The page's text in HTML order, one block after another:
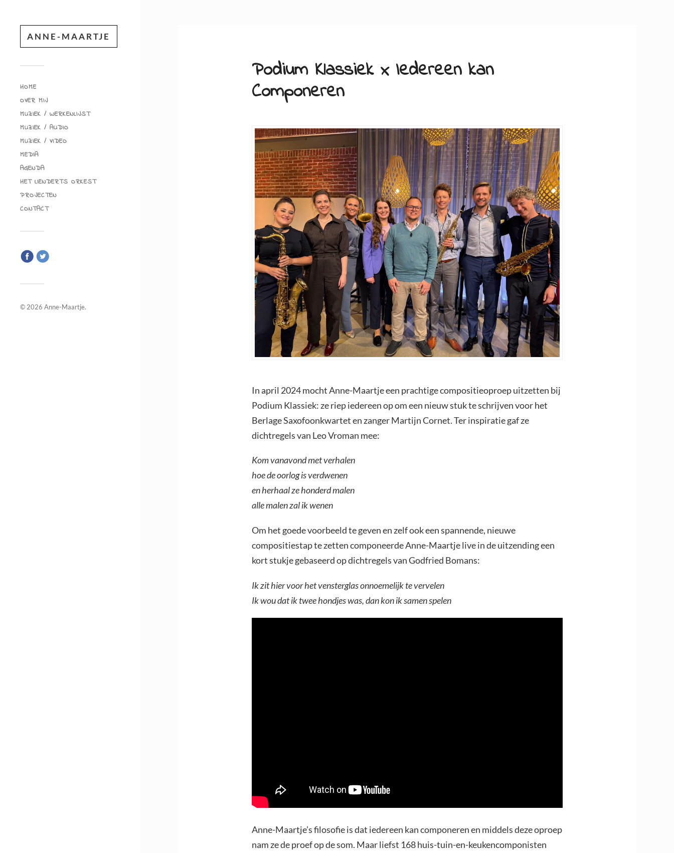
ANNE-MAARTJE
HOME
OVER MIJ
MUZIEK / WERKENLIJST
MUZIEK / AUDIO
MUZIEK / VIDEO
MEDIA
AGENDA
HET LIENDERTS ORKEST
PROJECTEN
CONTACT
© 2026 Anne-Maartje.
Podium Klassiek x Iedereen kan
Componeren
In april 2024 mocht Anne-Maartje een prachtige compositieoproep uitzetten bij
Podium Klassiek: ze riep iedereen op om een nieuw stuk te schrijven voor het
Berlage Saxofoonkwartet en zanger Martijn Cornet. Ter inspiratie gaf ze
dichtregels van Leo Vroman mee:
Kom vanavond met verhalen
hoe de oorlog is verdwenen
en herhaal ze honderd malen
alle malen zal ik wenen
Om het goede voorbeeld te geven en zelf ook een spannende, nieuwe
compositiestap te zetten componeerde Anne-Maartje live in de uitzending een
kort stukje gebaseerd op dichtregels van Godfried Bomans:
Ik zit hier voor het vensterglas onnoemelijk te vervelen
Ik wou dat ik twee hondjes was, dan kon ik samen spelen
Anne-Maartje’s filosofie is dat iedereen kan componeren en middels deze oproep
nam ze de proef op de som. Maar liefst 168 huis-tuin-en-keukencomponisten